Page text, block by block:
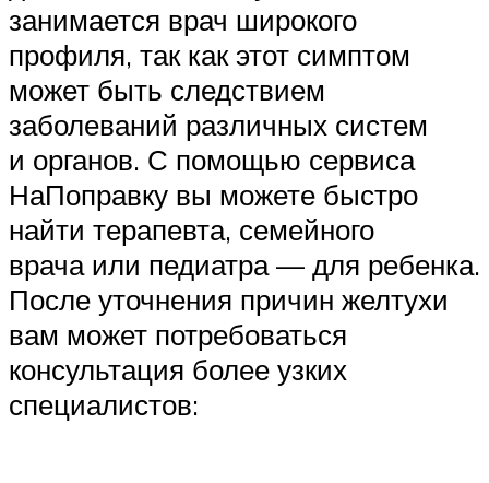
занимается врач широкого
профиля, так как этот симптом
может быть следствием
заболеваний различных систем
и органов. С помощью сервиса
НаПоправку вы можете быстро
найти терапевта, семейного
врача или педиатра — для ребенка.
После уточнения причин желтухи
вам может потребоваться
консультация более узких
специалистов: